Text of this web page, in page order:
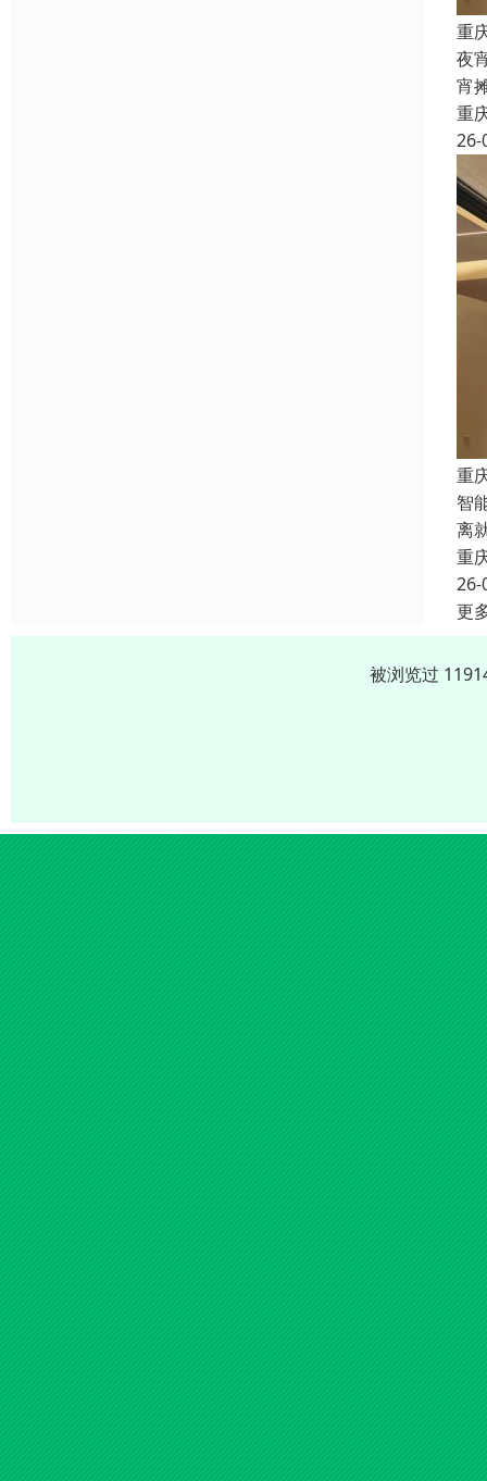
重
夜
宵
重
26-
重
智
离
重
26-
更
被浏览过